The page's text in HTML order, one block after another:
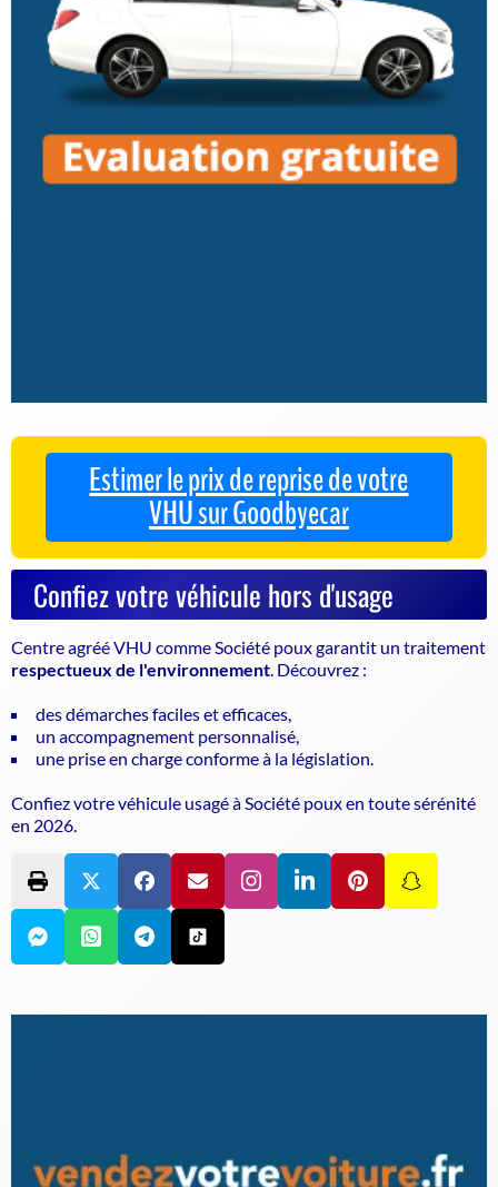
Estimer le prix de reprise de votre
VHU sur Goodbyecar
Confiez votre véhicule hors d'usage
Centre agréé VHU comme Société poux garantit un traitement
respectueux de l'environnement . Découvrez :
des démarches faciles et efficaces,
un accompagnement personnalisé,
une prise en charge conforme à la législation.
Confiez votre véhicule usagé à Société poux en toute sérénité
en 2026.